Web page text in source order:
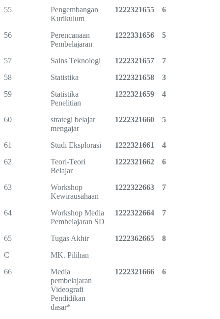
55
Pengembangan
Kurikulum
1222321655 6
56
Perencanaan
Pembelajaran
1222331656 5
57 Sains Teknologi 1222321657
7
58
Statistika 1222321658
3
59
Statistika
Penelitian
1222321659 4
60
strategi belajar
mengajar
1222321660 5
61 Studi Eksplorasi 1222321661
4
62
Teori-Teori
Belajar
1222321662 6
63
Workshop
Kewirausahaan
1222322663 7
64
Workshop Media
Pembelajaran SD
1222322664 7
65 Tugas Akhir 1222362665
8
C
MK. Pilihan
66
Media
pembelajaran
Videografi
Pendidikan
dasar*
1222321666 6